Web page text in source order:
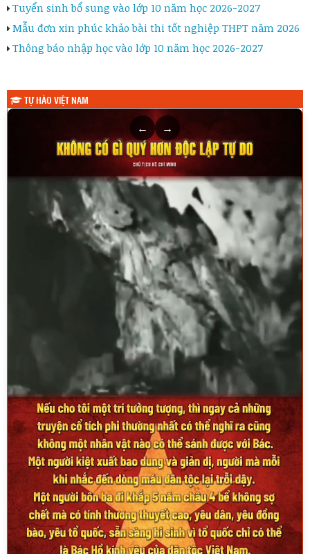
Tuyển sinh bổ sung vào lớp 10 năm học 2026-2027
Mẫu đơn xin phúc khảo bài thi tốt nghiệp THPT năm 2026
Thông báo nhập học vào lớp 10 năm học 2026-2027
TỰ HÀO VIỆT NAM
← →